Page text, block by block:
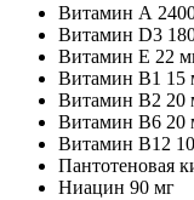
Витамин А
Витамин D3
Витамин Е 22
Витамин В1 15
Витамин В2 20
Витамин В6 20
Витамин В12
Пантотеновая
Ниацин 90 мг